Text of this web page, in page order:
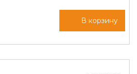
В корзину